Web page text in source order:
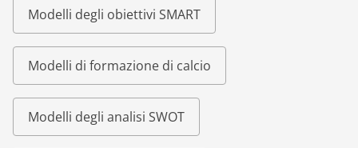
Modelli degli obiettivi SMART
Modelli di formazione di calcio
Modelli degli analisi SWOT